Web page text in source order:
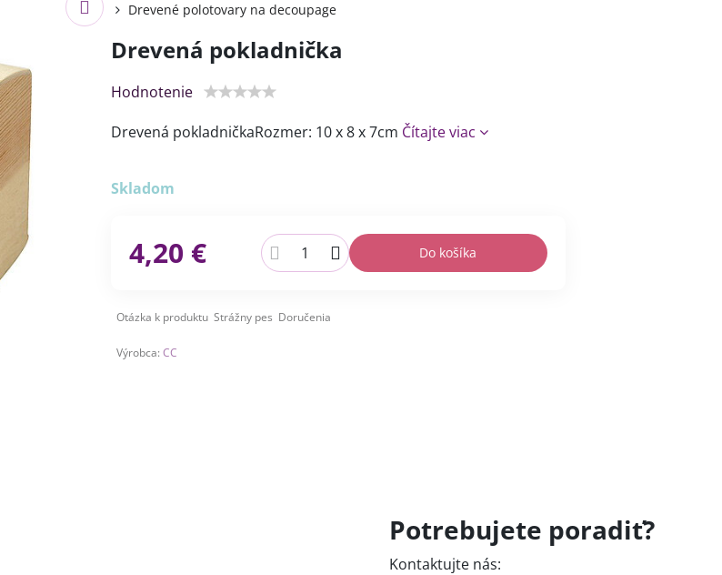
Drevené polotovary na decoupage
Drevená pokladnička
Hodnotenie
Drevená pokladničkaRozmer: 10 x 8 x 7cm Čítajte viac
Skladom
4,20 € Do košíka
Otázka k produktu Strážny pes Doručenia
Výrobca: CC
Potrebujete poradiť?
Kontaktujte nás: